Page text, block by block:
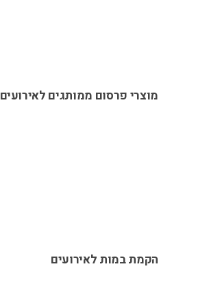
מוצרי פרסום ממותגים לאירועים
הקמת במות לאירועים